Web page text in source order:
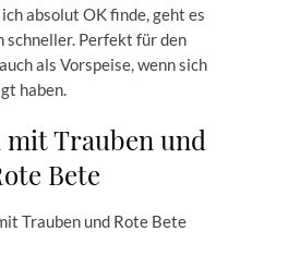
absolut OK finde, geht es
schneller. Perfekt für den
als Vorspeise, wenn sich
haben.
mit Trauben und
Bete